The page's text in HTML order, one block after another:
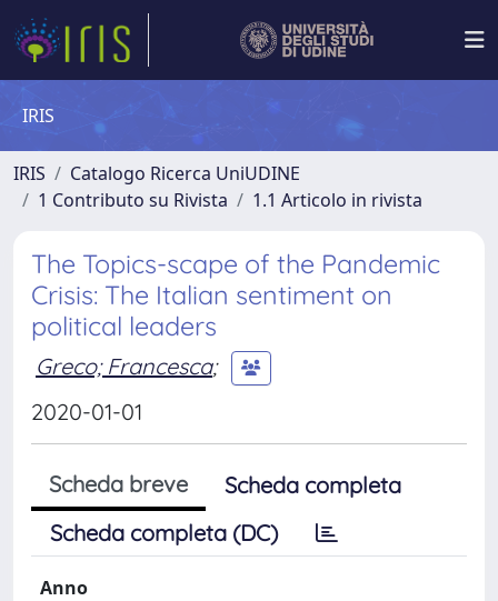
IRIS
IRIS
Catalogo Ricerca UniUDINE
1 Contributo su Rivista
1.1 Articolo in rivista
The Topics-scape of the Pandemic
Crisis: The Italian sentiment on
political leaders
Greco; Francesca;
2020-01-01
Scheda breve
Scheda completa
Scheda completa (DC)
Anno